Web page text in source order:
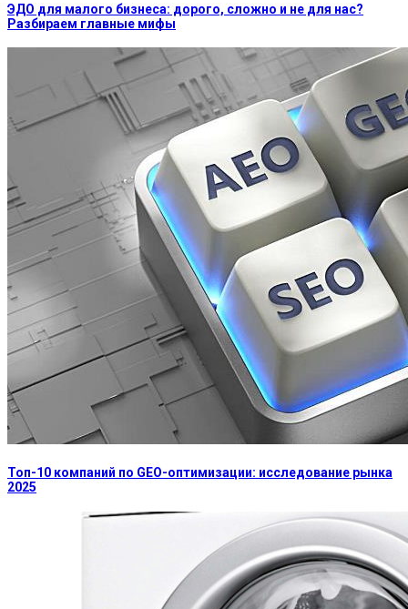
ЭДО для малого бизнеса: дорого, сложно и не для нас?
Разбираем главные мифы
Топ-10 компаний по GEO-оптимизации: исследование рынка
2025